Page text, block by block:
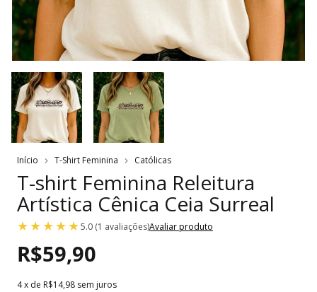
Início T-Shirt Feminina Católicas
T-shirt Feminina Releitura
Artística Cênica Ceia Surreal
5.0 (1 avaliações)Avaliar produto
R$59,90
4x de R$14,98 sem juros